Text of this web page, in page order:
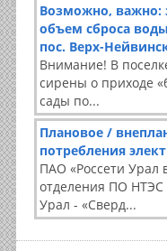
Возможно, важно:
объем сброса
пос. Верх-
Внимание! В
сирены о приходе
сады по...
Плановое /
потребления
ПАО «Россети Урал
отделения ПО
Урал - «Сверд...